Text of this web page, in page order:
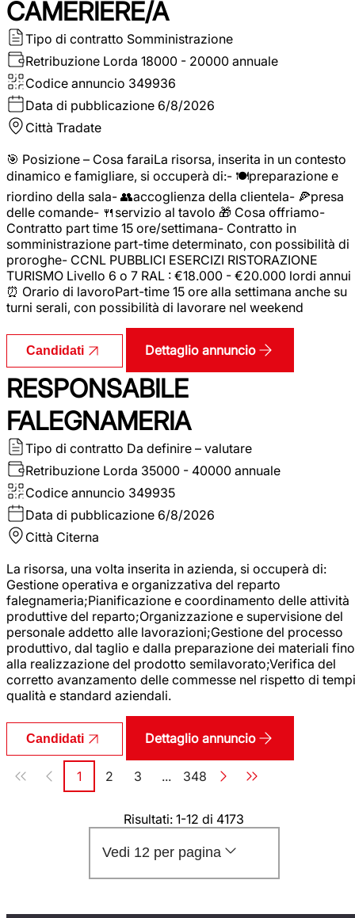
CAMERIERE/A
Tipo di contratto Somministrazione
Retribuzione Lorda 18000 - 20000 annuale
Codice annuncio 349936
Data di pubblicazione 6/8/2026
Città Tradate
🎯 Posizione – Cosa faraiLa risorsa, inserita in un contesto
dinamico e famigliare, si occuperà di:- 🍽️preparazione e
riordino della sala- 👥accoglienza della clientela- 🍕presa
delle comande- 🍴servizio al tavolo 🎁 Cosa offriamo-
Contratto part time 15 ore/settimana- Contratto in
somministrazione part-time determinato, con possibilità di
proroghe- CCNL PUBBLICI ESERCIZI RISTORAZIONE
TURISMO Livello 6 o 7 RAL : €18.000 - €20.000 lordi annui
⏰ Orario di lavoroPart-time 15 ore alla settimana anche su
turni serali, con possibilità di lavorare nel weekend
Candidati Dettaglio annuncio
RESPONSABILE
FALEGNAMERIA
Tipo di contratto Da definire – valutare
Retribuzione Lorda 35000 - 40000 annuale
Codice annuncio 349935
Data di pubblicazione 6/8/2026
Città Citerna
La risorsa, una volta inserita in azienda, si occuperà di:
Gestione operativa e organizzativa del reparto
falegnameria;Pianificazione e coordinamento delle attività
produttive del reparto;Organizzazione e supervisione del
personale addetto alle lavorazioni;Gestione del processo
produttivo, dal taglio e dalla preparazione dei materiali fino
alla realizzazione del prodotto semilavorato;Verifica del
corretto avanzamento delle commesse nel rispetto di
qualità e standard aziendali.
Candidati Dettaglio annuncio
Paginazione
Pagina
1 Pagina
2 Pagina
3 ... Pagina
348
Risultati: 1-12 di 4173
Vedi 12 per pagina